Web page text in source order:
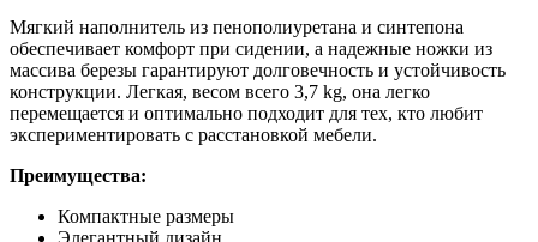
Мягкий наполнитель из пенополиуретана и синтепона
обеспечивает комфорт при сидении, а надежные ножки из
массива березы гарантируют долговечность и устойчивость
конструкции. Легкая, весом всего 3,7 kg, она легко
перемещается и оптимально подходит для тех, кто любит
экспериментировать с расстановкой мебели.
Преимущества:
Компактные размеры
Элегантный дизайн